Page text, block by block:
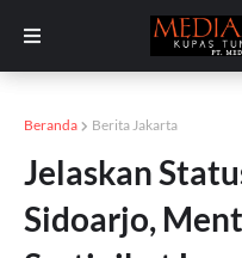
Beranda Berita Jakarta
Jelaskan
Sidoarjo,